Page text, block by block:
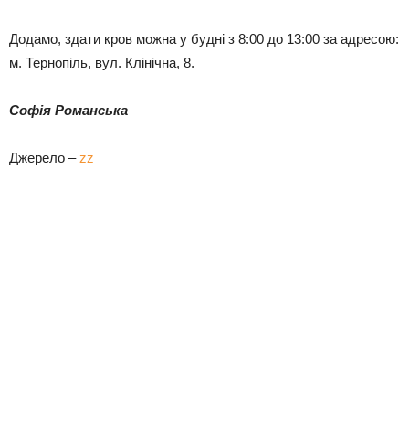
Додамо, здати кров можна у будні з 8:00 до 13:00 за адресою:
м. Тернопіль, вул. Клінічна, 8.
Софія Романська
Джерело –zz